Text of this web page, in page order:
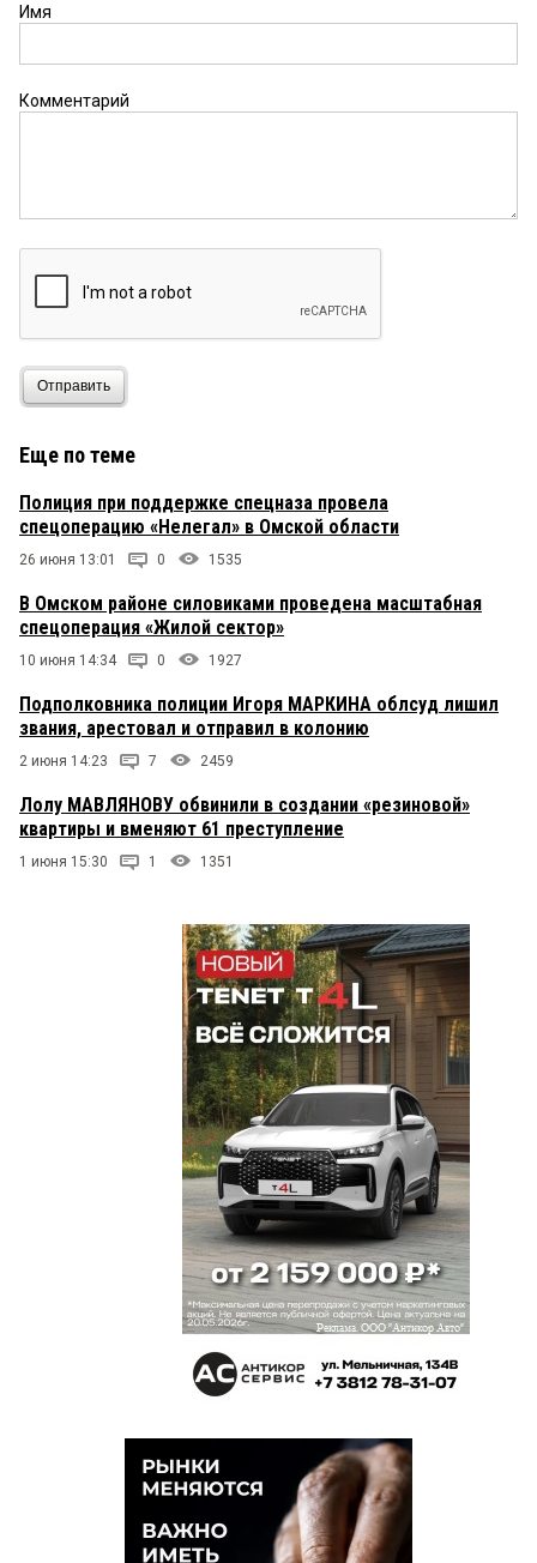
Имя
Комментарий
Отправить
Еще по теме
Полиция при поддержке спецназа провела
спецоперацию «Нелегал» в Омской области
26 июня 13:01 0 1535
В Омском районе силовиками проведена масштабная
спецоперация «Жилой сектор»
10 июня 14:34 0 1927
Подполковника полиции Игоря МАРКИНА облсуд лишил
звания, арестовал и отправил в колонию
2 июня 14:23 7 2459
Лолу МАВЛЯНОВУ обвинили в создании «резиновой»
квартиры и вменяют 61 преступление
1 июня 15:30 1 1351